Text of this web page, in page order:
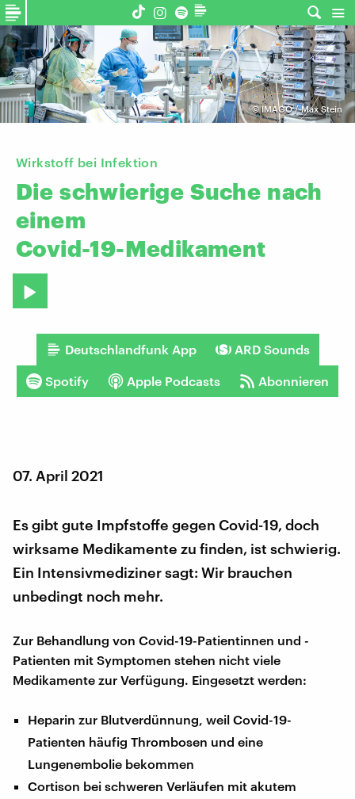
©IMAGO / Max Stein
Wirkstoff bei Infektion
Die schwierige Suche nach
einem
Covid-19-Medikament
Deutschlandfunk App ARD Sounds
Spotify Apple Podcasts Abonnieren
07. April 2021
Es gibt gute Impfstoffe gegen Covid-19, doch
wirksame Medikamente zu finden, ist schwierig.
Ein Intensivmediziner sagt: Wir brauchen
unbedingt noch mehr.
Zur Behandlung von Covid-19-Patientinnen und -
Patienten mit Symptomen stehen nicht viele
Medikamente zur Verfügung. Eingesetzt werden:
Heparin zur Blutverdünnung, weil Covid-19-
Patienten häufig Thrombosen und eine
Lungenembolie bekommen
Cortison bei schweren Verläufen mit akutem